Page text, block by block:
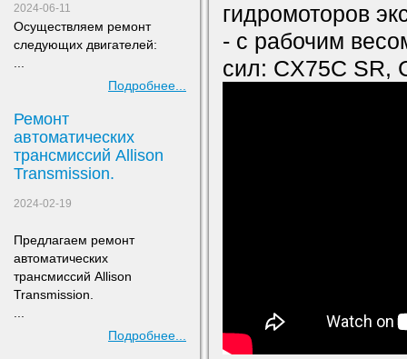
гидромоторов
- с рабочим
сил: CX75C SR,
2024-06-11
Осуществляем ремонт
следующих двигателей:
Подробнее...
Ремонт
автоматических
трансмиссий Allison
Transmission.
2024-02-19
Предлагаем ремонт
автоматических
трансмиссий Allison
Transmission.
Подробнее...